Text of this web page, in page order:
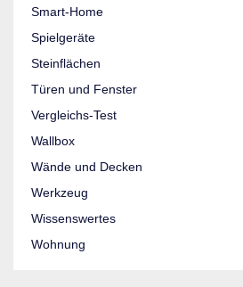
Smart-Home
Spielgeräte
Steinflächen
Türen und Fenster
Vergleichs-Test
Wallbox
Wände und Decken
Werkzeug
Wissenswertes
Wohnung